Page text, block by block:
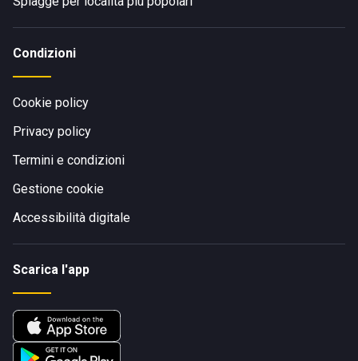
Condizioni
Cookie policy
Privacy policy
Termini e condizioni
Gestione cookie
Accessibilità digitale
Scarica l'app